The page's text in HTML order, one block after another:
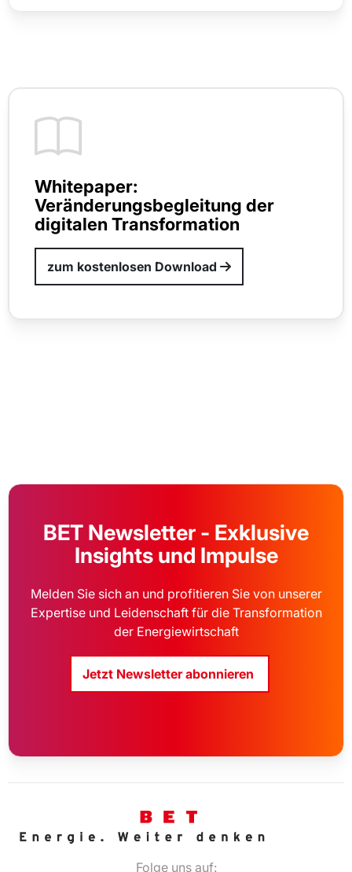
Whitepaper:
Veränderungsbegleitung der
digitalen Transformation
zum kostenlosen Download
BET Newsletter - Exklusive
Insights und Impulse
Melden Sie sich an und profitieren Sie von unserer
Expertise und Leidenschaft für die Transformation
der Energiewirtschaft
Jetzt Newsletter abonnieren
Folge uns auf: